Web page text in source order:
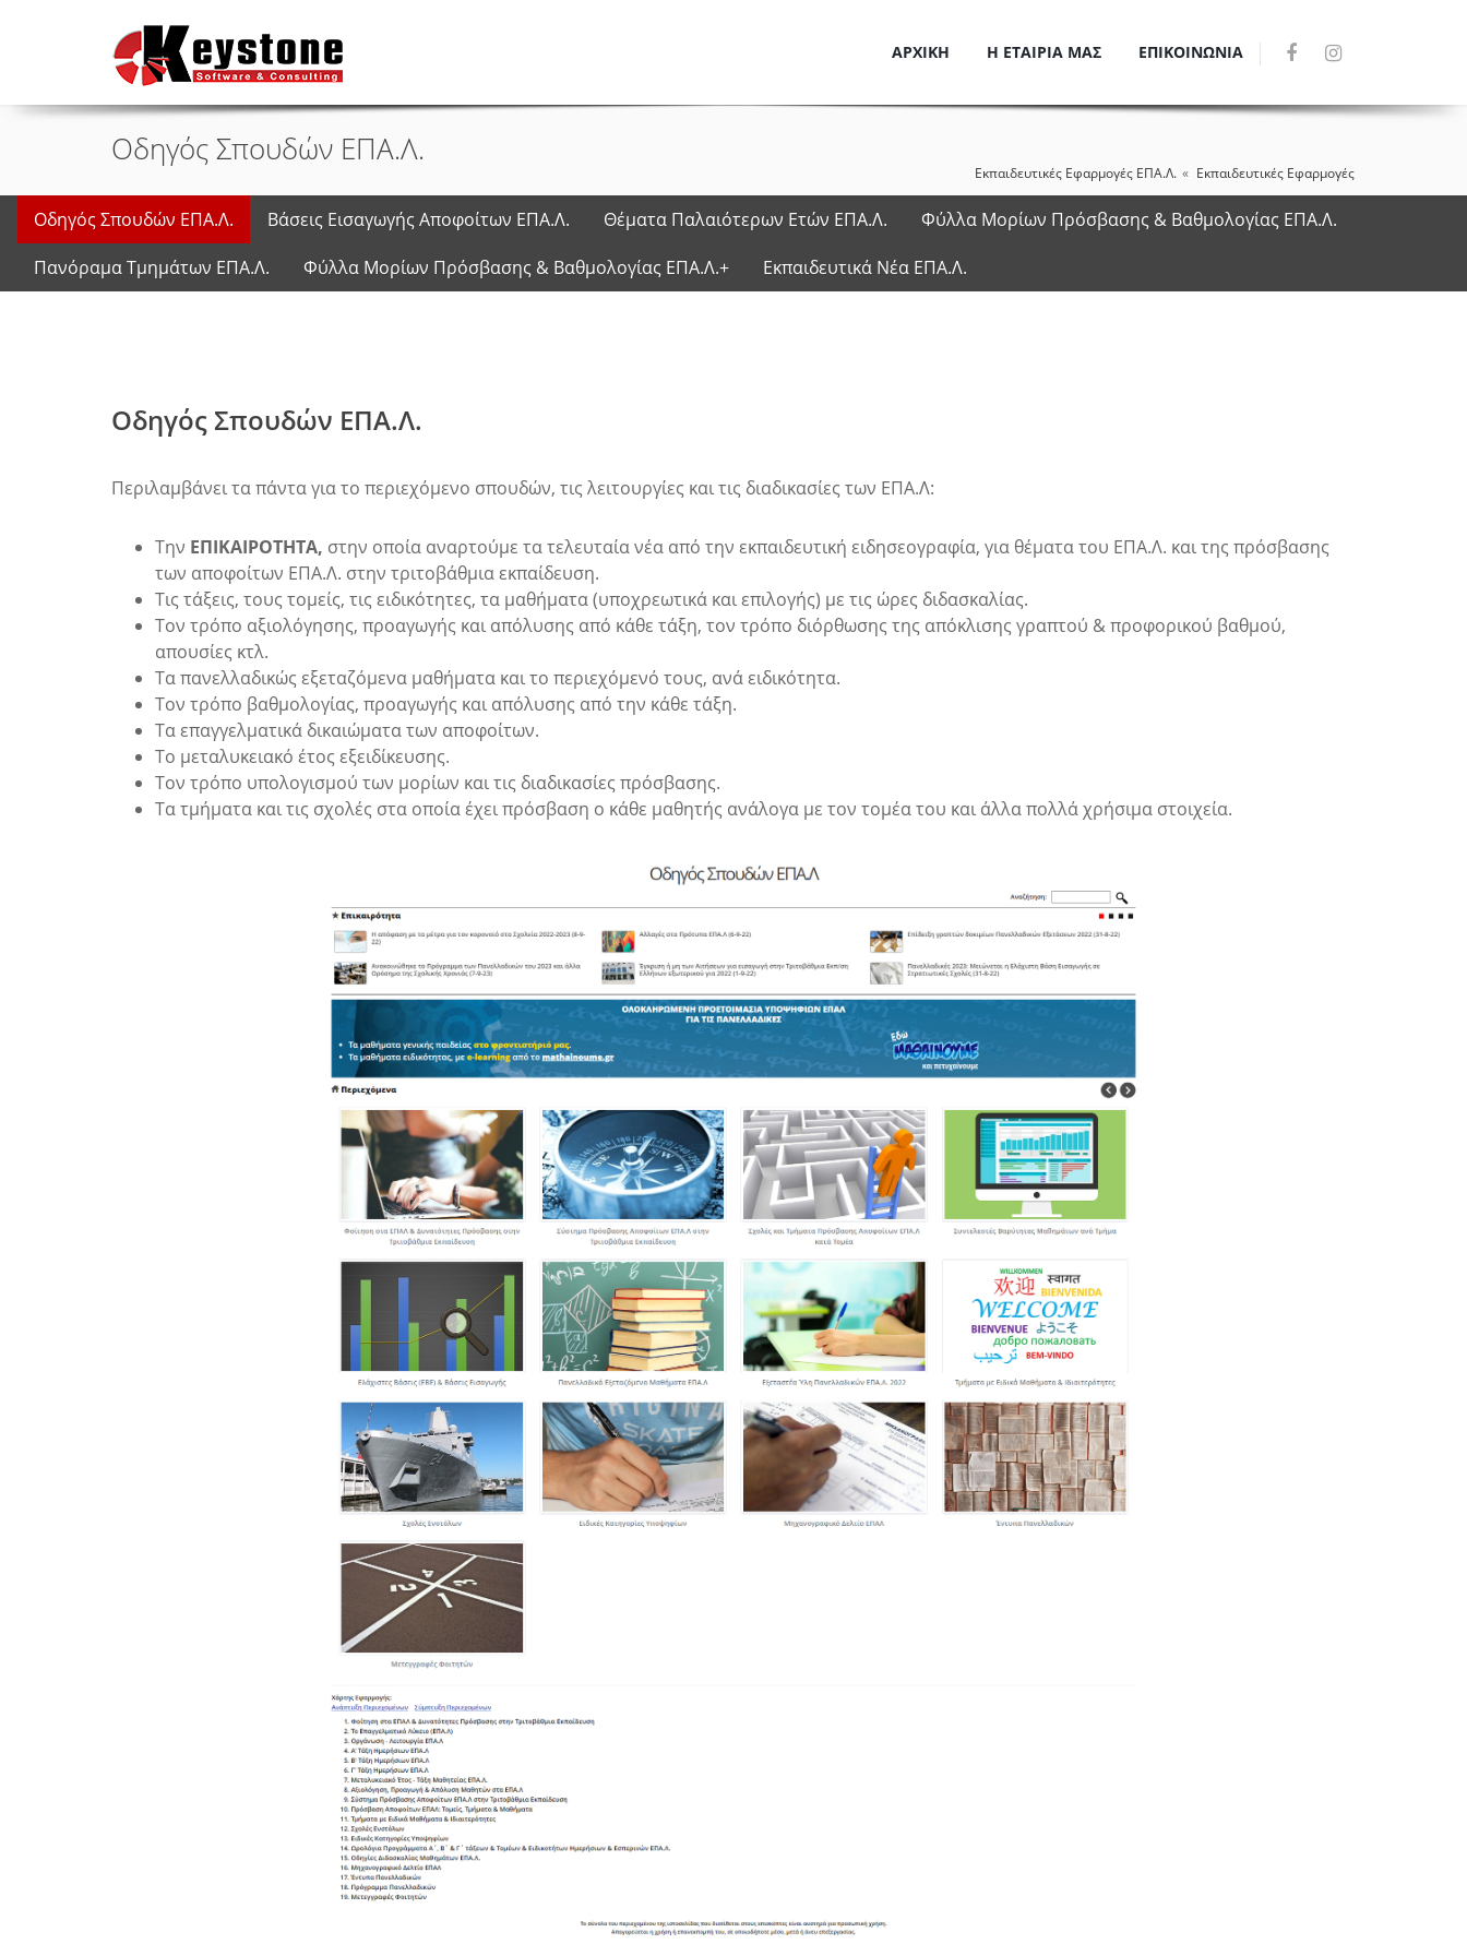
ΑΡΧΙΚΗ Η ΕΤΑΙΡΙΑ ΜΑΣ ΕΠΙΚΟΙΝΩΝΙΑ
Οδηγός Σπουδών ΕΠΑ.Λ.
Εκπαιδευτικές Εφαρμογές ΕΠΑ.Λ. Εκπαιδευτικές Εφαρμογές
Οδηγός Σπουδών ΕΠΑ.Λ. Βάσεις Εισαγωγής Αποφοίτων ΕΠΑ.Λ. Θέματα Παλαιότερων Ετών ΕΠΑ.Λ.
Φύλλα Μορίων Πρόσβασης & Βαθμολογίας ΕΠΑ.Λ.
Πανόραμα Τμημάτων ΕΠΑ.Λ.
Φύλλα Μορίων Πρόσβασης & Βαθμολογίας ΕΠΑ.Λ.+ Εκπαιδευτικά Νέα ΕΠΑ.Λ.
Οδηγός Σπουδών ΕΠΑ.Λ.
Περιλαμβάνει τα πάντα για το περιεχόμενο σπουδών, τις λειτουργίες και τις διαδικασίες των ΕΠΑ.Λ:
Την ΕΠΙΚΑΙΡΟΤΗΤΑ, στην οποία αναρτούμε τα τελευταία νέα από την εκπαιδευτική ειδησεογραφία, για θέματα του ΕΠΑ.Λ. και της πρόσβασης
των αποφοίτων ΕΠΑ.Λ. στην τριτοβάθμια εκπαίδευση.
Τις τάξεις, τους τομείς, τις ειδικότητες, τα μαθήματα (υποχρεωτικά και επιλογής) με τις ώρες διδασκαλίας.
Τον τρόπο αξιολόγησης, προαγωγής και απόλυσης από κάθε τάξη, τον τρόπο διόρθωσης της απόκλισης γραπτού & προφορικού βαθμού,
απουσίες κτλ.
Τα πανελλαδικώς εξεταζόμενα μαθήματα και το περιεχόμενό τους, ανά ειδικότητα.
Τον τρόπο βαθμολογίας, προαγωγής και απόλυσης από την κάθε τάξη.
Τα επαγγελματικά δικαιώματα των αποφοίτων.
Το μεταλυκειακό έτος εξειδίκευσης.
Τον τρόπο υπολογισμού των μορίων και τις διαδικασίες πρόσβασης.
Τα τμήματα και τις σχολές στα οποία έχει πρόσβαση ο κάθε μαθητής ανάλογα με τον τομέα του και άλλα πολλά χρήσιμα στοιχεία.